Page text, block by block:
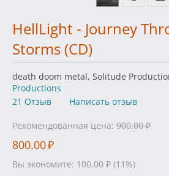
HellLight - Journey
Storms (CD)
death doom metal, Solitude
Productions
21 Отзыв
Написать отзыв
Рекомендованная цена: 900.00 ₽
800.00₽
Вы экономите: 100.00 ₽ (11 %)